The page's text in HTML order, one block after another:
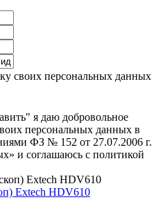
своих персональных данных
я даю добровольное
персональных данных в
ФЗ № 152 от 27.07.2006 г.
и соглашаюсь с политикой
Extech HDV610